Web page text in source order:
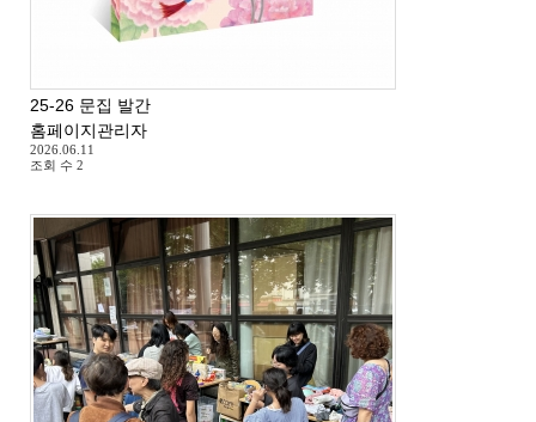
25-26 문집 발간
홈페이지관리자
2026.06.11
조회 수 2